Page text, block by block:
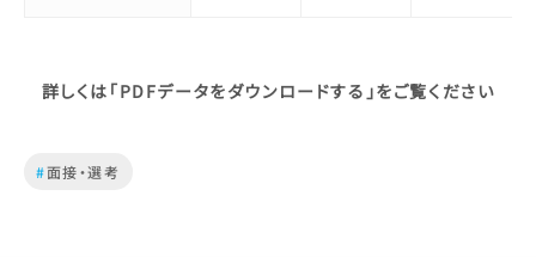
詳しくは「PDFデータをダウンロードする」をご覧ください
#面接・選考